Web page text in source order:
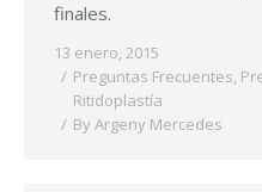
finales.
13 enero, 2015
Preguntas Frecuentes,
Ritidoplastía
By Argeny Mercedes